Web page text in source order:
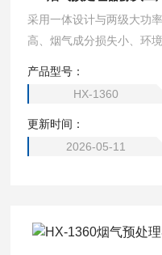
采用一体设计与两级大功
高、烟气成分损失小、环
泛服务于环保、卫生、劳
门，为烟气检测提供可靠
价格实惠
产品型号：
HX-1360
更新时间：
2026-05-11